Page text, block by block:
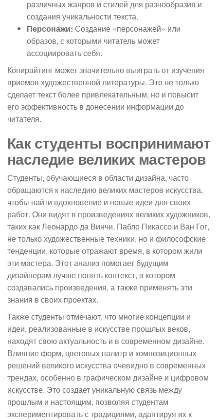
различных жанров и стилей для разнообразия и
создания уникальности текста.
Персонажи: Создание «персонажей» или
образов, с которыми читатель может
ассоциировать себя.
Копирайтинг может значительно выиграть от изучения
приемов художественной литературы. Это не только
сделает текст более привлекательным, но и повысит
его эффективность в донесении информации до
читателя.
Как студенты воспринимают
наследие великих мастеров
Студенты, обучающиеся в области дизайна, часто
обращаются к наследию великих мастеров искусства,
чтобы найти вдохновение и новые идеи для своих
работ. Они видят в произведениях великих художников,
таких как Леонардо да Винчи, Пабло Пикассо и Ван Гог,
не только художественные техники, но и философские
тенденции, которые отражают время, в котором жили
эти мастера. Этот анализ помогает будущим
дизайнерам лучше понять контекст, в котором
создавались произведения, а также применять эти
знания в своих проектах.
Также студенты отмечают, что многие концепции и
идеи, реализованные в искусстве прошлых веков,
находят свою актуальность и в современном дизайне.
Влияние форм, цветовых палитр и композиционных
решений великого искусства очевидно в современных
трендах, особенно в графическом дизайне и цифровом
искусстве. Это создает уникальную связь между
прошлым и настоящим, позволяя студентам
экспериментировать с традициями, адаптируя их к